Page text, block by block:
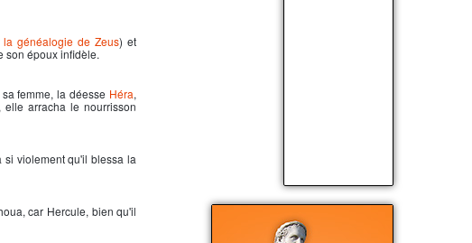
la généalogie de Zeus) et
son époux infidèle.
femme, la déesse Héra,
arracha le nourrisson
si violement qu'il blessa la
car Hercule, bien qu'il